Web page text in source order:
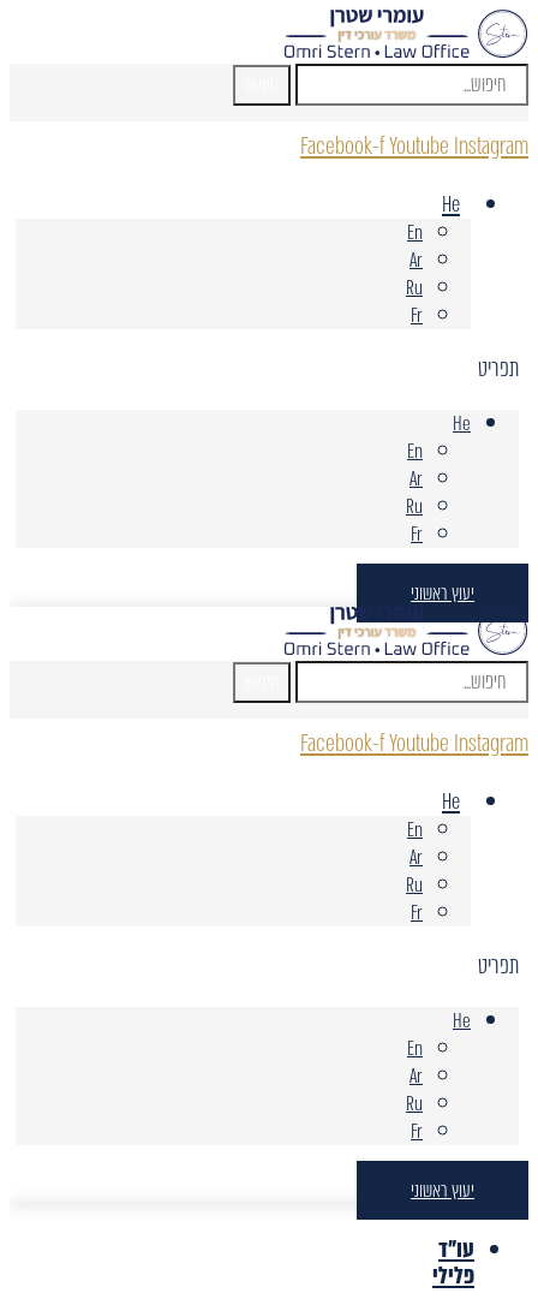
Facebook-fYoutube Instagram
He
En
Ar
Ru
Fr
תפריט
He
En
Ar
Ru
Fr
יעוץ ראשוני
Facebook-fYoutube Instagram
He
En
Ar
Ru
Fr
תפריט
He
En
Ar
Ru
Fr
יעוץ ראשוני
עו"ד
פלילי